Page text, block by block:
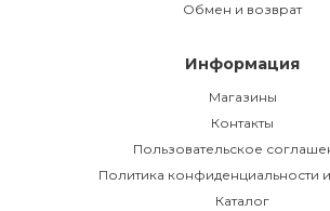
Обмен и возврат
Информация
Магазины
Контакты
Пользовательское
Политика конфиденциальности
Каталог